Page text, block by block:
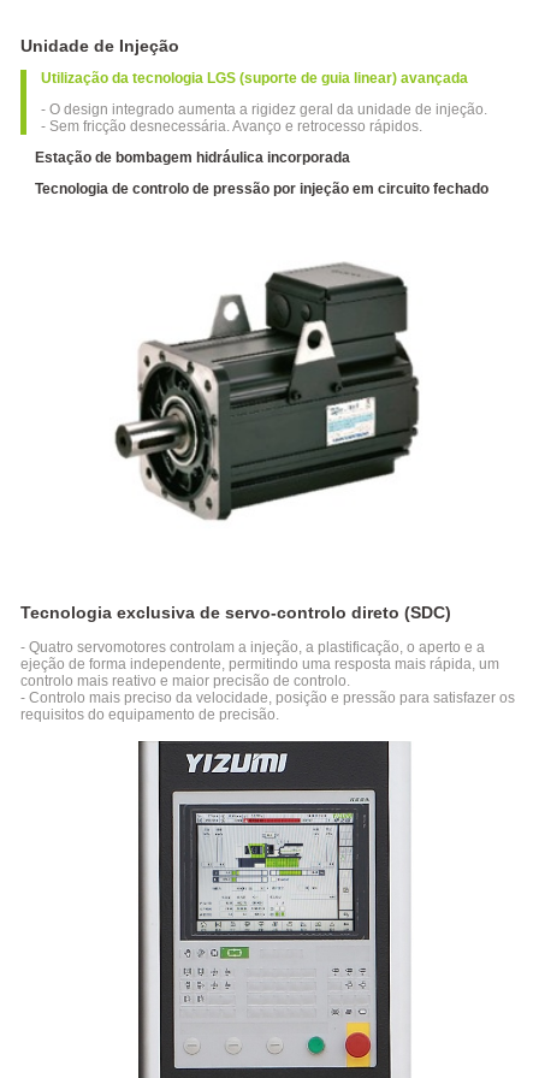
Placas
DP
de
velocidade
Máquina
de
moldagem
por
injeção
de
alta
velocidade
série
P-S3
por
de
Alta
Velocidade
Hidráulica
P-M
Especial
Para
a
Indústria
Médica
Máquina
de
Moldagem
por
Injeção
de
Paredes
Série
P
Unidade de Injeção
Utilização da tecnologia LGS (suporte de guia linear) avançada
- O design integrado aumenta a rigidez geral da unidade de injeção.
- Sem fricção desnecessária. Avanço e retrocesso rápidos.
Estação de bombagem hidráulica incorporada
Tecnologia de controlo de pressão por injeção em circuito fechado
Tecnologia exclusiva de servo-controlo direto (SDC)
- Quatro servomotores controlam a injeção, a plastificação, o aperto e a
ejeção de forma independente, permitindo uma resposta mais rápida, um
controlo mais reativo e maior precisão de controlo.
- Controlo mais preciso da velocidade, posição e pressão para satisfazer os
requisitos do equipamento de precisão.